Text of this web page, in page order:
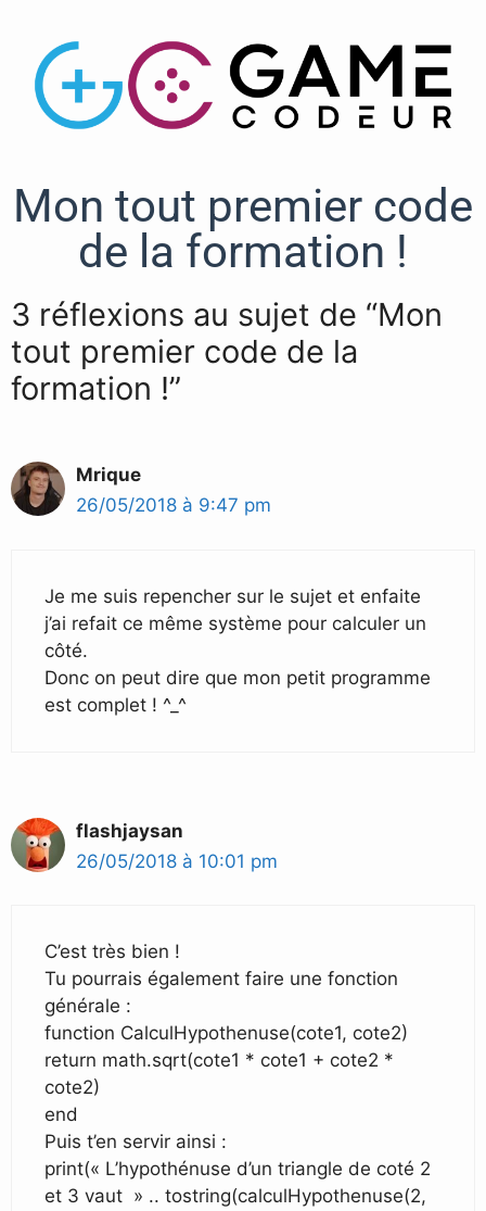
Mon tout premier code
de la formation !
3 réflexions au sujet de “Mon
tout premier code de la
formation !”
Mrique
26/05/2018 à 9:47 pm
Je me suis repencher sur le sujet et enfaite
j’ai refait ce même système pour calculer un
côté.
Donc on peut dire que mon petit programme
est complet ! ^_^
flashjaysan
26/05/2018 à 10:01 pm
C’est très bien !
Tu pourrais également faire une fonction
générale :
function CalculHypothenuse(cote1, cote2)
return math.sqrt(cote1 * cote1 + cote2 *
cote2)
end
Puis t’en servir ainsi :
print(« L’hypothénuse d’un triangle de coté 2
et 3 vaut » .. tostring(calculHypothenuse(2,